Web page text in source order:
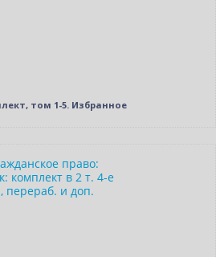
том 1-5. Избранное